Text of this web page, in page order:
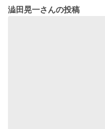
澁田晃一さんの投稿